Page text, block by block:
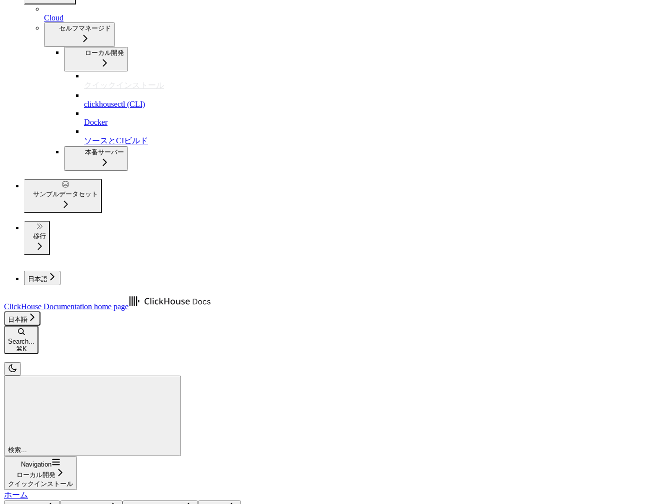
Cloud
セルフマネージド
ローカル開発
クイックインストール
clickhousectl (CLI)
Docker
ソースとCIビルド
本番サーバー
サンプルデータセット
移行
日本語
ClickHouse Documentation home page
日本語
Search...
⌘ K
検索...
Navigation
ローカル開発
クイックインストール
ホーム